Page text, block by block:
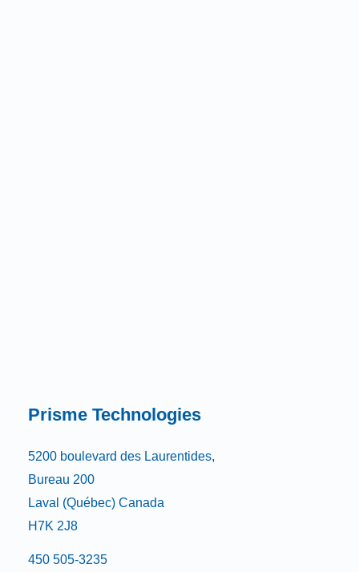
Prisme Technologies
5200 boulevard des Laurentides,
Bureau 200
Laval (Québec) Canada
H7K 2J8
450 505-3235